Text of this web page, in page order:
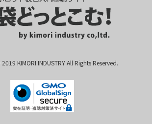
KIMORI INDUSTRY All Rights Reserved.